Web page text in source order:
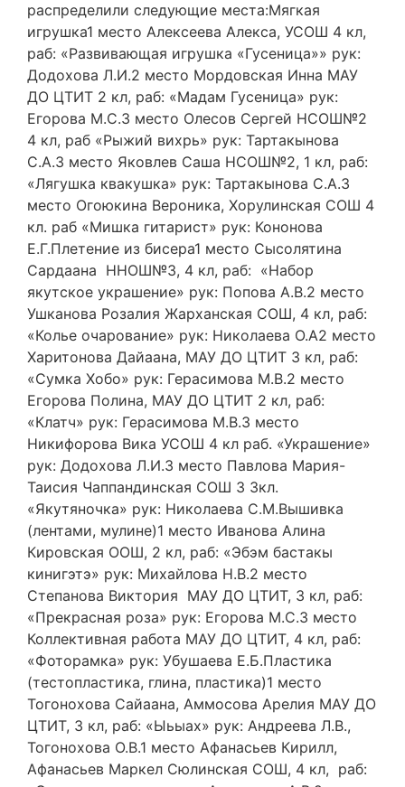
распределили следующие места:Мягкая
игрушка1 место Алексеева Алекса, УСОШ 4 кл,
раб: «Развивающая игрушка «Гусеница»» рук:
Додохова Л.И.2 место Мордовская Инна МАУ
ДО ЦТИТ 2 кл, раб: «Мадам Гусеница» рук:
Егорова М.С.3 место Олесов Сергей НСОШ№2
4 кл, раб «Рыжий вихрь» рук: Тартакынова
С.А.3 место Яковлев Саша НСОШ№2, 1 кл, раб:
«Лягушка квакушка» рук: Тартакынова С.А.3
место Огоюкина Вероника, Хорулинская СОШ 4
кл. раб «Мишка гитарист» рук: Кононова
Е.Г.Плетение из бисера1 место Сысолятина
Сардаана ННОШ№3, 4 кл, раб: «Набор
якутское украшение» рук: Попова А.В.2 место
Ушканова Розалия Жарханская СОШ, 4 кл, раб:
«Колье очарование» рук: Николаева О.А2 место
Харитонова Дайаана, МАУ ДО ЦТИТ 3 кл, раб:
«Сумка Хобо» рук: Герасимова М.В.2 место
Егорова Полина, МАУ ДО ЦТИТ 2 кл, раб:
«Клатч» рук: Герасимова М.В.3 место
Никифорова Вика УСОШ 4 кл раб. «Украшение»
рук: Додохова Л.И.3 место Павлова Мария-
Таисия Чаппандинская СОШ 3 3кл.
«Якутяночка» рук: Николаева С.М.Вышивка
(лентами, мулине)1 место Иванова Алина
Кировская ООШ, 2 кл, раб: «Эбэм бастакы
кинигэтэ» рук: Михайлова Н.В.2 место
Степанова Виктория МАУ ДО ЦТИТ, 3 кл, раб:
«Прекрасная роза» рук: Егорова М.С.3 место
Коллективная работа МАУ ДО ЦТИТ, 4 кл, раб:
«Фоторамка» рук: Убушаева Е.Б.Пластика
(тестопластика, глина, пластика)1 место
Тогонохова Сайаана, Аммосова Арелия МАУ ДО
ЦТИТ, 3 кл, раб: «Ыьыах» рук: Андреева Л.В.,
Тогонохова О.В.1 место Афанасьев Кирилл,
Афанасьев Маркел Сюлинская СОШ, 4 кл, раб: